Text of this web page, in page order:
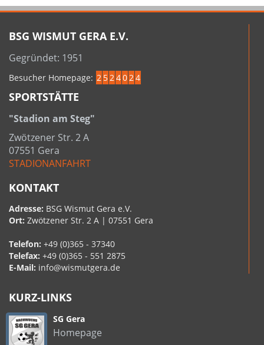
BSG WISMUT GERA E.V.
Gegründet: 1951
Besucher Homepage: 2 524024
SPORTSTÄTTE
"Stadion am Steg"
Zwötzener Str. 2 A
07551 Gera
STADIONANFAHRT
KONTAKT
Adresse: BSG Wismut Gera e.V.
Ort: Zwötzener Str. 2 A | 07551 Gera
Telefon: +49 (0)365 - 37340
Telefax: +49 (0)365 - 551 2875
E-Mail: info@wismutgera.de
KURZ-LINKS
SG Gera
Homepage